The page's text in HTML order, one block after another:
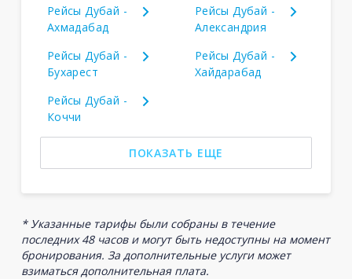
Рейсы Дубай -
Ахмадабад
Рейсы Дубай -
Александрия
Рейсы Дубай -
Бухарест
Рейсы Дубай -
Хайдарабад
Рейсы Дубай -
Коччи
ПОКАЗАТЬ ЕЩЕ
* Указанные тарифы были собраны в течение
последних 48 часов и могут быть недоступны на момент
бронирования. За дополнительные услуги может
взиматься дополнительная плата.